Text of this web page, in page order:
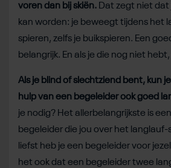
voren dan bij skiën. Dat zegt niet dat
kan worden: je beweegt tijdens het
spieren, zelfs je buikspieren. Een
belangrijk. En als je die nog niet
Als je blind of slechtziend bent, kun
hulp van een begeleider ook goed
je nodig? Het allerbelangrijkste is
begeleider die jou over het langlauf-
liefst heb je een begeleider voor
het ook dat een begeleider twee